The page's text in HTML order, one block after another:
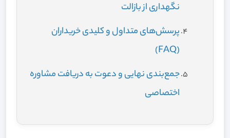
نگهداری از بازالت
پرسش‌های متداول و کلیدی خریداران
(FAQ)
جمع‌بندی نهایی و دعوت به دریافت مشاوره
اختصاصی